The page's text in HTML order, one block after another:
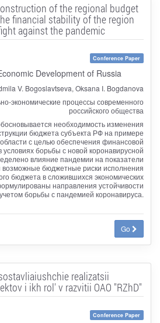
of the regional budget
financial stability of the region
against the pandemic
Conference Paper
Development of Russia
V. Bogoslavtseva, Oksana I. Bogdanova
экономические процессы современного
российского общества
необходимость изменения
бюджета субъекта РФ на примере
области с целью обеспечения финансовой
условиях борьбы с новой коронавирусной
влияние пандемии на показатели
бюджетные риски исполнения
бюджета в сложившихся экономических
направления устойчивости
борьбы с пандемией коронавируса.
Go
realizatsii
i ikh rol' v razvitii OAO "RZhD"
Conference Paper